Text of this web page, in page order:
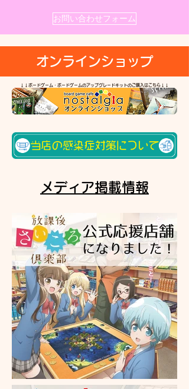
お問い合わせフォーム
​オンラインショップ
​↓↓ボードゲーム・ボードゲームのアップグレードキットのご購入はこちら↓↓
​メディア掲載情報